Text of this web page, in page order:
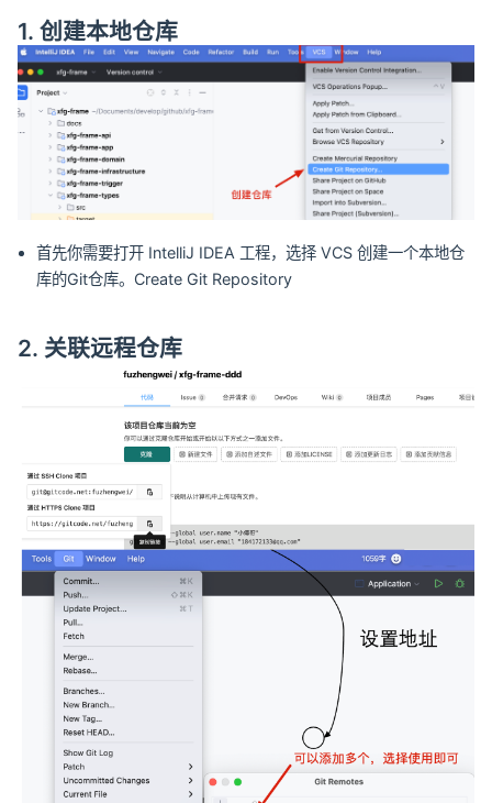
1. 创建本地仓库
首先你需要打开 IntelliJ IDEA 工程，选择 VCS 创建一个本地仓
库的Git仓库。Create Git Repository
2. 关联远程仓库